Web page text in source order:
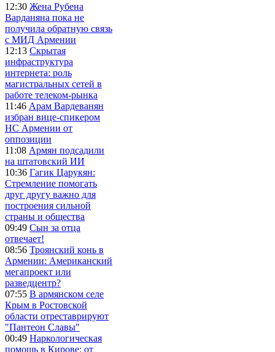
12:30 Жена Рубена
Варданяна пока не
получила обратную связь
с МИД Армении
12:13 Скрытая
инфраструктура
интернета: роль
магистральных сетей в
работе телеком-рынка
11:46 Арам Вардеванян
избран вице-спикером
НС Армении от
оппозиции
11:08 Армян подсадили
на штатовский ИИ
10:36 Гагик Царукян:
Стремление помогать
друг другу важно для
построения сильной
страны и общества
09:49 Сын за отца
отвечает!
08:56 Троянский конь в
Армении: Американский
мегапроект или
разведцентр?
07:55 В армянском селе
Крым в Ростовской
области отреставрируют
"Пантеон Славы"
00:49 Наркологическая
помощь в Кирове: от